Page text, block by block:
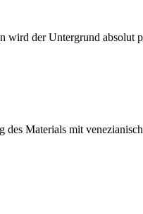
wird der Untergrund absolut
des Materials mit